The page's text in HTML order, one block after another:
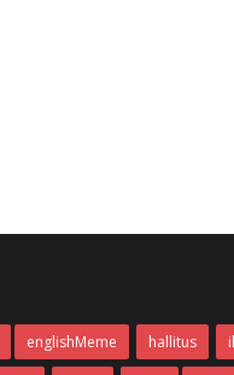
englishMeme hallitus